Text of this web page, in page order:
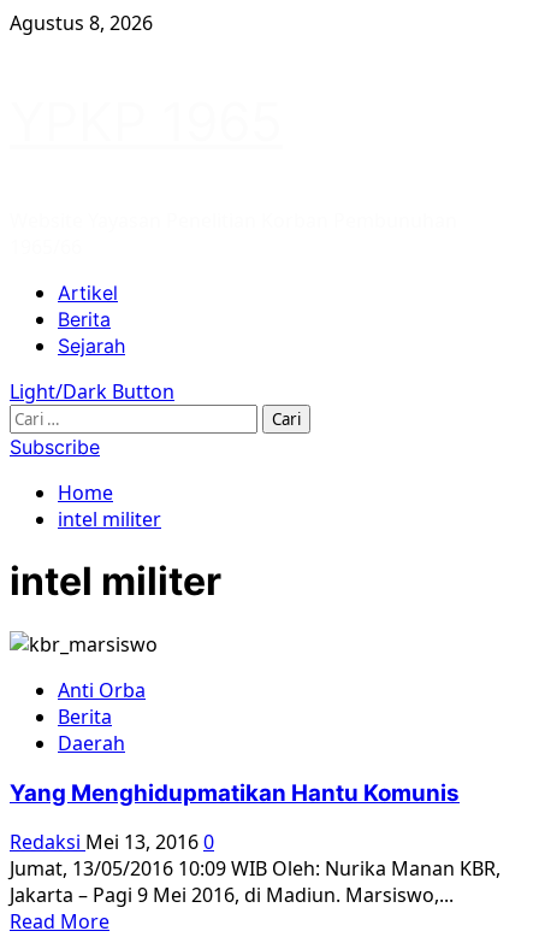
Skip
Agustus 8, 2026
Primary
Menu
Artikel
Berita
Sejarah
Light/Dark Button
Cari
untuk:
Subscribe
Home
intel militer
intel militer
Anti Orba
Berita
Daerah
Yang Menghidupmatikan Hantu Komunis
Redaksi Mei 13, 20160
Jumat, 13/05/2016 10:09 WIB Oleh: Nurika Manan KBR,
Jakarta – Pagi 9 Mei 2016, di Madiun. Marsiswo,...
Read MoreRead